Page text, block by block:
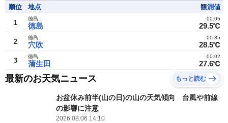
順位 地点 観測値
1 徳島
徳島
29.5℃
00:05
2 穴吹
徳島
28.5℃
00:35
3 蒲生田
徳島
27.6℃
00:02
最新のお天気ニュース もっと読む
お盆休み前半(山の日)の山の天気傾向 台風や前線
の影響に注意
2026.08.06 14:10